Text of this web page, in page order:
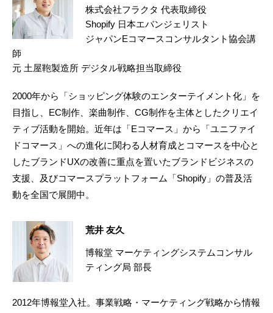
株式会社フラクタ 代表取締役
Shopify 日本エバンジェリスト
ジャパンEコマースコンサルタント協会講
師
元 土屋鞄製造所 デジタル戦略担当取締役
2000年から「ショッピング体験のエンターテイメント化」を
目指し、EC制作、楽曲制作、CG制作を主体としたクリエイ
ティブ活動を開始。近年は「Eコマース」から「ユニファイ
ドコマース」への進化に関わる人材育成とコマースを中心と
したブランドUXの改善に重点を置いたブランドビジネスの
支援、及びコマースプラットフォーム「Shopify」の普及活
動を全国で展開中。
荒井 友久
博報堂 マーケティングシステムコンサル
ティング局 部長
2012年博報堂入社。事業戦略・マーケティング戦略から情報